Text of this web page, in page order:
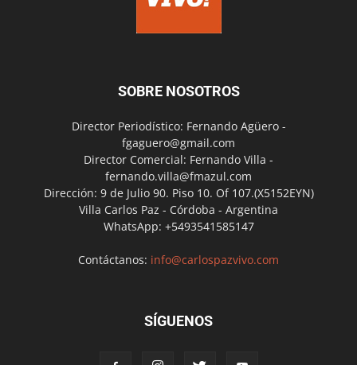
SOBRE NOSOTROS
Director Periodístico: Fernando Agüero -
fgaguero@gmail.com
Director Comercial: Fernando Villa -
fernando.villa@fmazul.com
Dirección: 9 de Julio 90. Piso 10. Of 107.(X5152EYN)
Villa Carlos Paz - Córdoba - Argentina
WhatsApp: +5493541585147
Contáctanos: info@carlospazvivo.com
SÍGUENOS